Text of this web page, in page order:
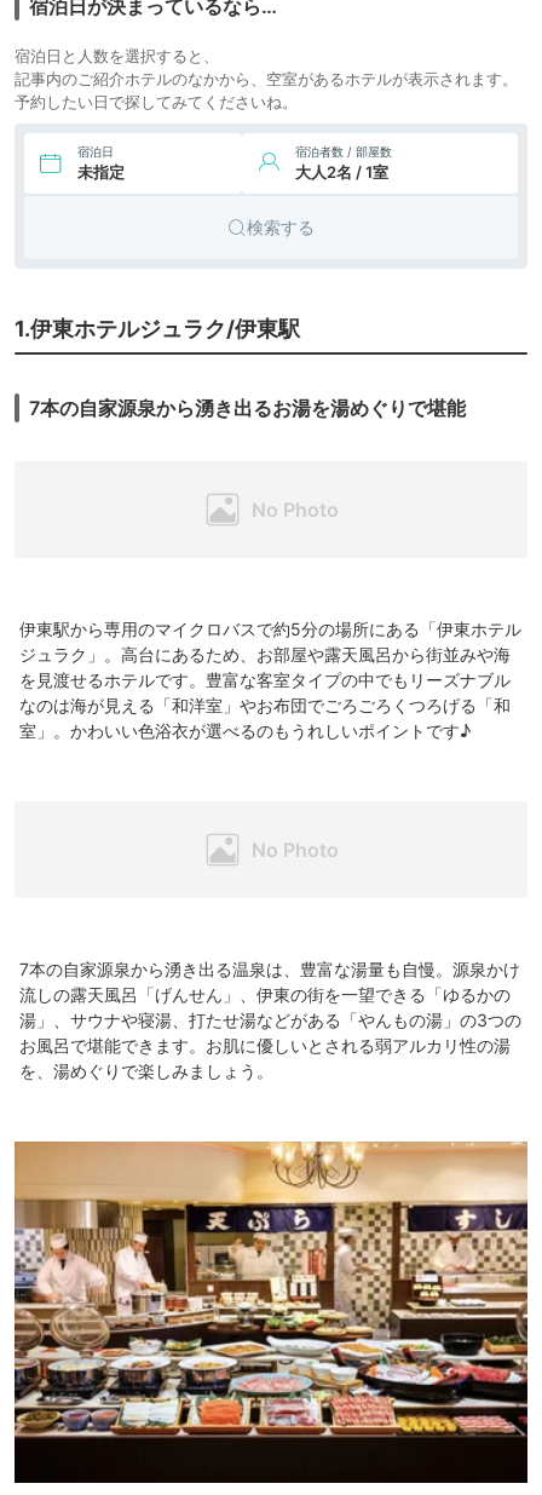
かくれ湯 清流
宿泊日が決まっているなら…
宿泊日と人数を選択すると、
記事内のご紹介ホテルのなかから、空室があるホテルが表示されます。
予約したい日で探してみてくださいね。
宿泊日
未指定
宿泊者数 / 部屋数
大人2名 / 1室
検索する
1.伊東ホテルジュラク/伊東駅
7本の自家源泉から湧き出るお湯を湯めぐりで堪能
伊東駅から専用のマイクロバスで約5分の場所にある「伊東ホテル
ジュラク」。高台にあるため、お部屋や露天風呂から街並みや海
を見渡せるホテルです。豊富な客室タイプの中でもリーズナブル
なのは海が見える「和洋室」やお布団でごろごろくつろげる「和
室」。かわいい色浴衣が選べるのもうれしいポイントです♪
7本の自家源泉から湧き出る温泉は、豊富な湯量も自慢。源泉かけ
流しの露天風呂「げんせん」、伊東の街を一望できる「ゆるかの
湯」、サウナや寝湯、打たせ湯などがある「やんもの湯」の3つの
お風呂で堪能できます。お肌に優しいとされる弱アルカリ性の湯
を、湯めぐりで楽しみましょう。